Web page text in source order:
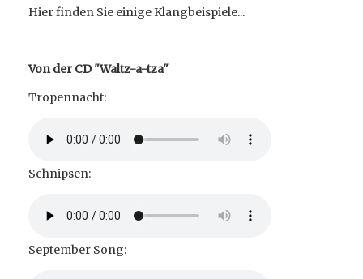
Hier finden Sie einige Klangbeispiele...
Von der CD "Waltz-a-tza"
Tropennacht:
Schnipsen:
September Song: